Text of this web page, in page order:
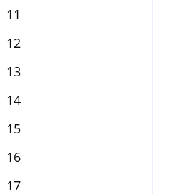
11
12
13
14
15
16
17